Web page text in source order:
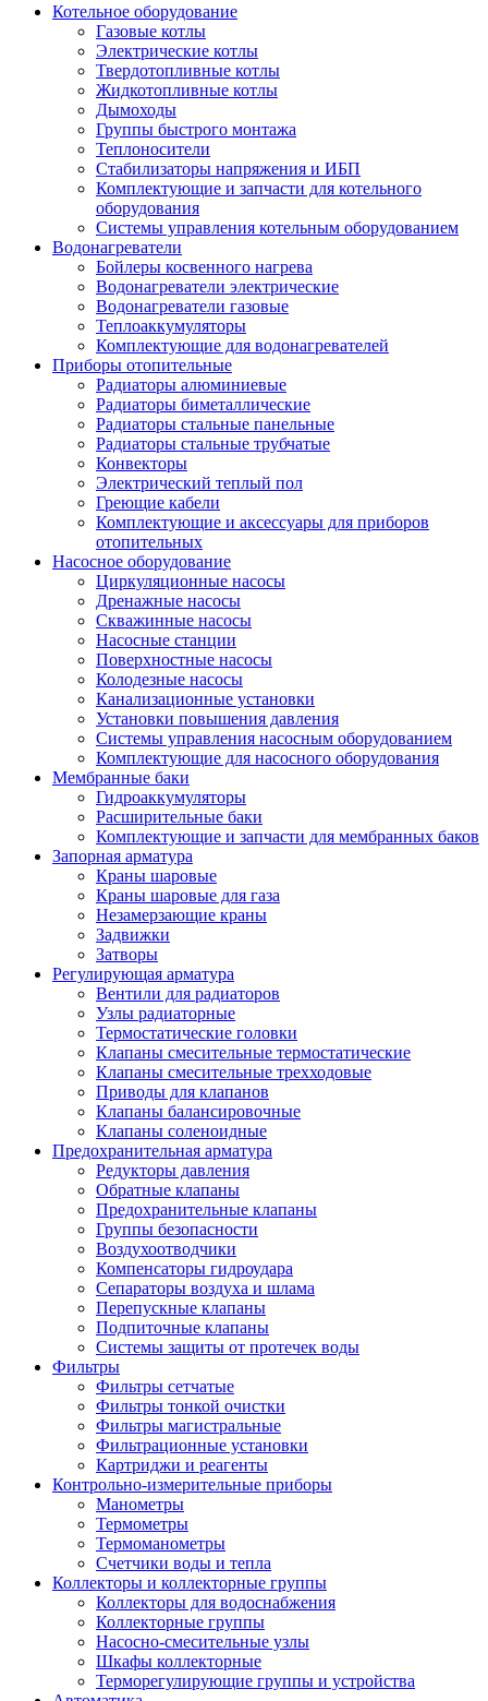
Котельное оборудование
Газовые котлы
Электрические котлы
Твердотопливные котлы
Жидкотопливные котлы
Дымоходы
Группы быстрого монтажа
Теплоносители
Стабилизаторы напряжения и ИБП
Комплектующие и запчасти для котельного
оборудования
Системы управления котельным оборудованием
Водонагреватели
Бойлеры косвенного нагрева
Водонагреватели электрические
Водонагреватели газовые
Теплоаккумуляторы
Комплектующие для водонагревателей
Приборы отопительные
Радиаторы алюминиевые
Радиаторы биметаллические
Радиаторы стальные панельные
Радиаторы стальные трубчатые
Конвекторы
Электрический теплый пол
Греющие кабели
Комплектующие и аксессуары для приборов
отопительных
Насосное оборудование
Циркуляционные насосы
Дренажные насосы
Скважинные насосы
Насосные станции
Поверхностные насосы
Колодезные насосы
Канализационные установки
Установки повышения давления
Системы управления насосным оборудованием
Комплектующие для насосного оборудования
Мембранные баки
Гидроаккумуляторы
Расширительные баки
Комплектующие и запчасти для мембранных баков
Запорная арматура
Краны шаровые
Краны шаровые для газа
Незамерзающие краны
Задвижки
Затворы
Регулирующая арматура
Вентили для радиаторов
Узлы радиаторные
Термостатические головки
Клапаны смесительные термостатические
Клапаны смесительные трехходовые
Приводы для клапанов
Клапаны балансировочные
Клапаны соленоидные
Предохранительная арматура
Редукторы давления
Обратные клапаны
Предохранительные клапаны
Группы безопасности
Воздухоотводчики
Компенсаторы гидроудара
Сепараторы воздуха и шлама
Перепускные клапаны
Подпиточные клапаны
Системы защиты от протечек воды
Фильтры
Фильтры сетчатые
Фильтры тонкой очистки
Фильтры магистральные
Фильтрационные установки
Картриджи и реагенты
Контрольно-измерительные приборы
Манометры
Термометры
Термоманометры
Счетчики воды и тепла
Коллекторы и коллекторные группы
Коллекторы для водоснабжения
Коллекторные группы
Насосно-смесительные узлы
Шкафы коллекторные
Терморегулирующие группы и устройства